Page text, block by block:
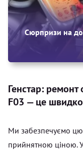
Сюрпризи на
Генстар: ремонт
F03 — це
Ми забезпечуємо цю
прийнятною ціною.